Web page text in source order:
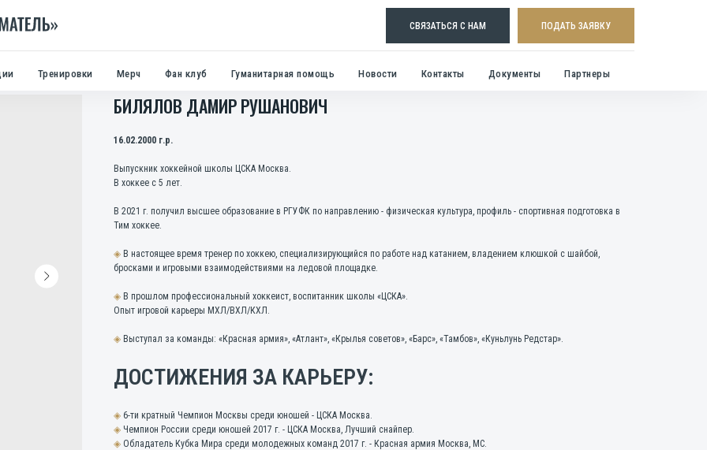
СВЯЗАТЬСЯ С НАМ ПОДАТЬ ЗАЯВКУ
Тренировки Мерч Фан клуб Гуманитарная помощь Новости Контакты Документы Партнеры
БИЛЯЛОВ ДАМИР РУШАНОВИЧ
16.02.2000 г.р.
Выпускник хоккейной школы ЦСКА Москва.
В хоккее с 5 лет.
В 2021 г. получил высшее образование в РГУФК по направлению - физическая культура, профиль - спортивная подготовка в
Тим хоккее.
◈ В настоящее время тренер по хоккею, специализирующийся по работе над катанием, владением клюшкой с шайбой,
бросками и игровыми взаимодействиями на ледовой площадке.
◈ В прошлом профессиональный хоккеист, воспитанник школы «ЦСКА».
Опыт игровой карьеры МХЛ/ВХЛ/КХЛ.
◈ Выступал за команды: «Красная армия», «Атлант», «Крылья советов», «Барс», «Тамбов», «Куньлунь Редстар».
ДОСТИЖЕНИЯ ЗА КАРЬЕРУ:
◈ 6-ти кратный Чемпион Москвы среди юношей - ЦСКА Москва.
◈ Чемпион России среди юношей 2017 г. - ЦСКА Москва, Лучший снайпер.
◈ Обладатель Кубка Мира среди молодежных команд 2017 г. - Красная армия Москва, МС.